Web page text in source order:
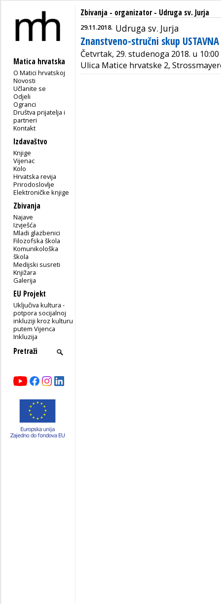
Matica hrvatska
O Matici hrvatskoj
Novosti
Učlanite se
Odjeli
Ogranci
Društva prijatelja i
partneri
Kontakt
Izdavaštvo
Knjige
Vijenac
Kolo
Hrvatska revija
Prirodoslovlje
Elektroničke knjige
Zbivanja
Najave
Izvješća
Mladi glazbenici
Filozofska škola
Komunikološka
škola
Medijski susreti
Knjižara
Galerija
EU Projekt
Uključiva kultura -
potpora socijalnoj
inkluziji kroz kulturu
putem Vijenca
Inkluzija
Zbivanja - organizator - Udruga sv. Jurja
29.11.2018. Udruga sv. Jurja
Znanstveno-stručni skup USTAVNA
Četvrtak, 29. studenoga 2018. u
Ulica Matice hrvatske 2,